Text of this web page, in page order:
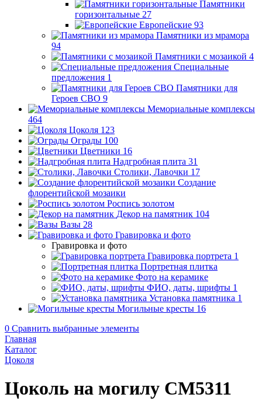
Памятники
горизонтальные 27
Европейские 93
Памятники из мрамора
94
Памятники с мозаикой 4
Специальные
предложения 1
Памятники для
Героев СВО 9
Мемориальные комплексы
464
Цоколя 123
Ограды 100
Цветники 16
Надгробная плита 31
Столики, Лавочки 17
Создание
флорентийской мозаики
Роспись золотом
Декор на памятник 104
Вазы 28
Гравировка и фото
Гравировка и фото
Гравировка портрета 1
Портретная плитка
Фото на керамике
ФИО, даты, шрифты 1
Установка памятника 1
Могильные кресты 16
0 Сравнить выбранные элементы
Главная
Каталог
Цоколя
Цоколь на могилу CM5311